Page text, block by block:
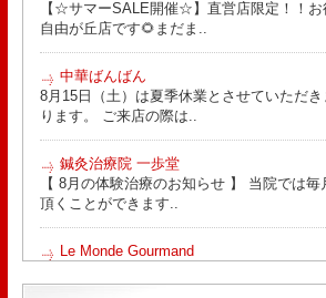
【☆サマーSALE開催☆】直営店限定！！
自由が丘店です🌻まだま..
中華ばんばん
8月15日（土）は夏季休業とさせていただ
ります。 ご来店の際は..
鍼灸治療院 一歩堂
【 8月の体験治療のお知らせ 】 当院では
頂くことができます..
Le Monde Gourmand